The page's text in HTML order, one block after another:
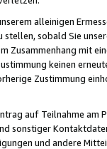
alleinigen
sobald Sie
Zusammenhang mit
keinen
Zustimmung
auf Teilnahme
sonstiger
und andere